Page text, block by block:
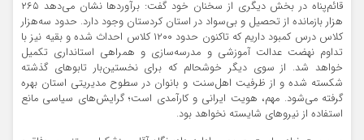
قائم‌پناه در بخش دیگری از سخنان خود گفت: برآوردها نشان می‌دهد ۲۶۵
هزار بازمانده از تحصیل و بی‌سواد در استان کردستان وجود دارد. حدود سه‌هزار
کلاس درس کمبود داریم که تاکنون حدود ۱۲۰۰ کلاس احداث شده و بقیه نیز با
تداوم نهضت عدالت آموزشی و مدرسه‌سازی و همراهی استانداری تکمیل
خواهد شد. از سوی دیگر خوشحالم که برای نخستین‌بار تابوهای گذشته
شکسته شده و از ظرفیت اهل‌سنت و بانوان در سطوح مدیریتی استان بهره
گرفته می‌شود. مهم، هویت ایرانی و کارآمدی است؛ گرایش‌های سیاسی مانع
استفاده از نیروهای شایسته نخواهد بود.